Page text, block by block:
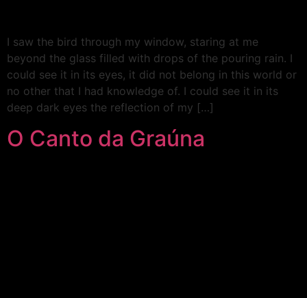
I saw the bird through my window, staring at me
beyond the glass filled with drops of the pouring rain. I
could see it in its eyes, it did not belong in this world or
no other that I had knowledge of. I could see it in its
deep dark eyes the reflection of my […]
O Canto da Graúna